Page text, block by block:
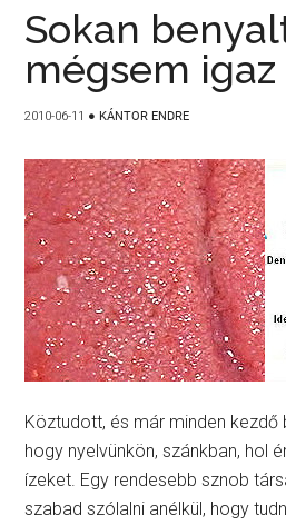
Sokan
mégsem igaz
2010-06-11 ● KÁNTOR ENDRE
Köztudott, és már minden
hogy nyelvünkön, szánkban, hol
ízeket. Egy rendesebb sznob
szabad szólalni anélkül, hogy